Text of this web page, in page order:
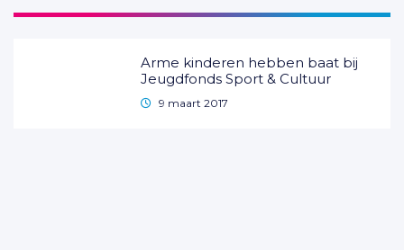
Arme kinderen hebben baat bij
Jeugdfonds Sport & Cultuur
9 maart 2017